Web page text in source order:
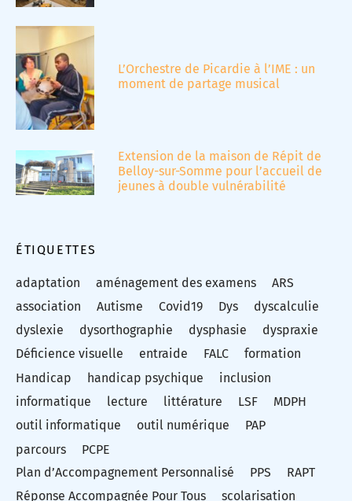
L’Orchestre de Picardie à l’IME : un
moment de partage musical
Extension de la maison de Répit de
Belloy-sur-Somme pour l’accueil de
jeunes à double vulnérabilité
ÉTIQUETTES
adaptation aménagement des examens
ARS
association
Autisme Covid19 Dys
dyscalculie
dyslexie
dysorthographie dysphasie
dyspraxie
Déficience visuelle
entraide FALC
formation
Handicap
handicap psychique
inclusion
informatique
lecture littérature LSF
MDPH
outil informatique
outil numérique
PAP
parcours
PCPE
Plan d’Accompagnement Personnalisé
PPS
RAPT
Réponse Accompagnée Pour Tous
scolarisation